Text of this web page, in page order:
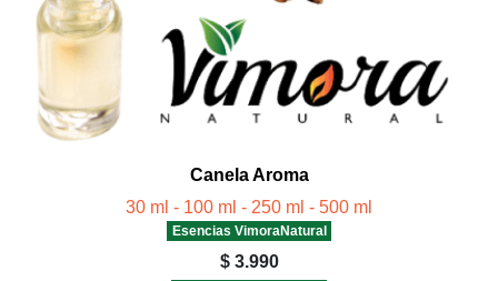
Canela Aroma
30 ml - 100 ml - 250 ml - 500 ml
Esencias VimoraNatural
$ 3.990